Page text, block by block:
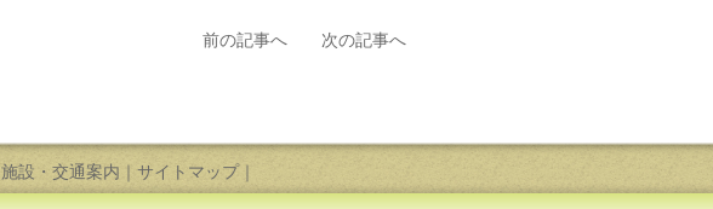
前の記事へ 次の記事へ
施設・交通案内 ｜ サイトマップ｜